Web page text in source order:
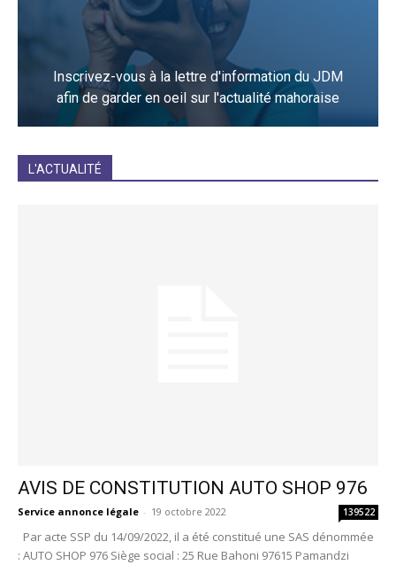
Inscrivez-vous à la lettre d'information du JDM
afin de garder en oeil sur l'actualité mahoraise
L'ACTUALITÉ
AVIS DE CONSTITUTION AUTO SHOP 976
Service annonce légale - 19 octobre 2022 139522
Par acte SSP du 14/09/2022, il a été constitué une SAS dénommée
: AUTO SHOP 976 Siège social : 25 Rue Bahoni 97615 Pamandzi